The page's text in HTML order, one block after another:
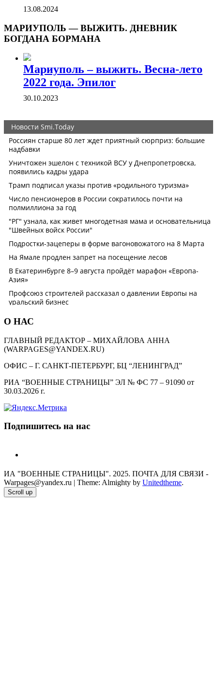
13.08.2024
МАРИУПОЛЬ — ВЫЖИТЬ. ДНЕВНИК
БОГДАНА БОРМАНА
Мариуполь – выжить. Весна-лето
2022 года. Эпилог
30.10.2023
О НАС
ГЛАВНЫЙ РЕДАКТОР – МИХАЙЛОВА АННА
(WARPAGES@YANDEX.RU)
ОФИС – Г. САНКТ-ПЕТЕРБУРГ, БЦ “ЛЕНИНГРАД”
РИА “ВОЕННЫЕ СТРАНИЦЫ” ЭЛ № ФС 77 – 91090 от
30.03.2026 г.
Подпишитесь на нас
ИА "ВОЕННЫЕ СТРАНИЦЫ". 2025. ПОЧТА ДЛЯ СВЯЗИ -
Warpages@yandex.ru | Theme: Almighty by Unitedtheme.
Scroll up